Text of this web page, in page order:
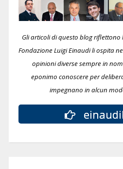
Gli articoli di questo blog
Fondazione Luigi Einaudi li ospita
opinioni diverse sempre in
eponimo conoscere per
impegnano in alcun